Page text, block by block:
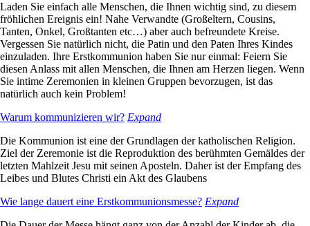
Laden Sie einfach alle Menschen, die Ihnen wichtig sind, zu diesem
fröhlichen Ereignis ein! Nahe Verwandte (Großeltern, Cousins,
Tanten, Onkel, Großtanten etc…) aber auch befreundete Kreise.
Vergessen Sie natürlich nicht, die Patin und den Paten Ihres Kindes
einzuladen. Ihre Erstkommunion haben Sie nur einmal: Feiern Sie
diesen Anlass mit allen Menschen, die Ihnen am Herzen liegen. Wenn
Sie intime Zeremonien in kleinen Gruppen bevorzugen, ist das
natürlich auch kein Problem!
Warum kommunizieren wir? Expand
Die Kommunion ist eine der Grundlagen der katholischen Religion.
Ziel der Zeremonie ist die Reproduktion des berühmten Gemäldes der
letzten Mahlzeit Jesu mit seinen Aposteln. Daher ist der Empfang des
Leibes und Blutes Christi ein Akt des Glaubens
Wie lange dauert eine Erstkommunionsmesse? Expand